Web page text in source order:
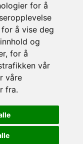
for å
å vise deg
og
for å
vår
våre
fra.